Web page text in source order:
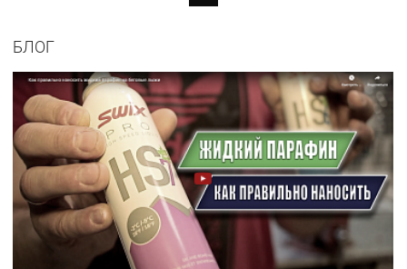
БЛОГ